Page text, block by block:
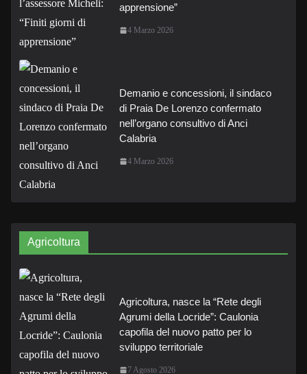
apprensione”
4 Marzo 2026
Demanio e concessioni, il sindaco
di Praia De Lorenzo confermato
nell’organo consultivo di Anci
Calabria
4 Marzo 2026
Agricoltura
Agricoltura, nasce la “Rete degli
Agrumi della Locride”: Caulonia
capofila del nuovo patto per lo
sviluppo territoriale
7 Agosto 2026